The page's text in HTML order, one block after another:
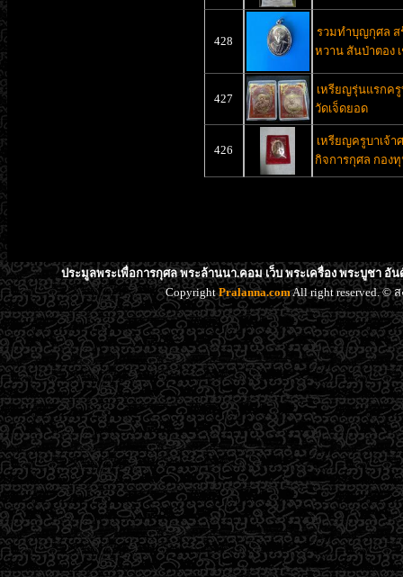
428
รวมทำบุญกุศล ส
หวาน สันป่าตอง
427
เหรียญรุ่นแรกค
วัดเจ็ดยอด
426
เหรียญครูบาเจ้า
กิจการกุศล กอง
ประมูลพระเพื่อการกุศล พระล้านนา.คอม เว็บ พระเครื่อง พระบูชา อั
CopyrightPralanna.comAll right reserved. ©